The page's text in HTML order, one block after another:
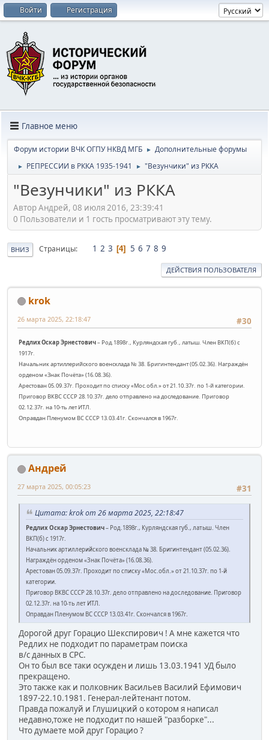
Войти Регистрация
Главное меню
Форум истории ВЧК ОГПУ НКВД МГБ ► Дополнительные форумы
► РЕПРЕССИИ в РККА 1935-1941 ► "Везунчики" из РККА
"Везунчики" из РККА
Автор Андрей, 08 июля 2016, 23:39:41
0 Пользователи и 1 гость просматривают эту тему.
ВНИЗ Страницы 1 2 3 4 5 6 7 8 9
ДЕЙСТВИЯ ПОЛЬЗОВАТЕЛЯ
krok
#30
26 марта 2025, 22:18:47
Редлих Оскар Эрнестович– Род.1898г., Курляндская губ., латыш. Член ВКП(б) с
1917г.
Начальник артиллерийского военсклада № 38. Бригинтендант (05.02.36). Награждён
орденом «Знак Почёта» (16.08.36).
Арестован 05.09.37г. Проходит по списку «Мос.обл.» от 21.10.37г. по 1-й категории.
Приговор ВКВС СССР 28.10.37г. дело отправлено на доследование. Приговор
02.12.37г. на 10-ть лет ИТЛ.
Оправдан Пленумом ВС СССР 13.03.41г. Скончался в 1967г.
Андрей
#31
27 марта 2025, 00:05:23
Цитата: krok от 26 марта 2025, 22:18:47
Редлих Оскар Эрнестович– Род.1898г., Курляндская губ., латыш. Член
ВКП(б) с 1917г.
Начальник артиллерийского военсклада № 38. Бригинтендант (05.02.36).
Награждён орденом «Знак Почёта» (16.08.36).
Арестован 05.09.37г. Проходит по списку «Мос.обл.» от 21.10.37г. по 1-й
категории.
Приговор ВКВС СССР 28.10.37г. дело отправлено на доследование. Приговор
02.12.37г. на 10-ть лет ИТЛ.
Оправдан Пленумом ВС СССР 13.03.41г. Скончался в 1967г.
Дорогой друг Горацио Шекспирович ! А мне кажется что
Редлих не подходит по параметрам поиска
в/с данных в СРС.
Он то был все таки осужден и лишь 13.03.1941 УД было
прекращено.
Это также как и полковник Васильев Василий Ефимович
1897-22.10.1981. Генерал-лейтенант потом.
Правда пожалуй и Глушицкий о котором я написал
недавно,тоже не подходит по нашей "разборке"...
Что думаете мой друг Горацио ?